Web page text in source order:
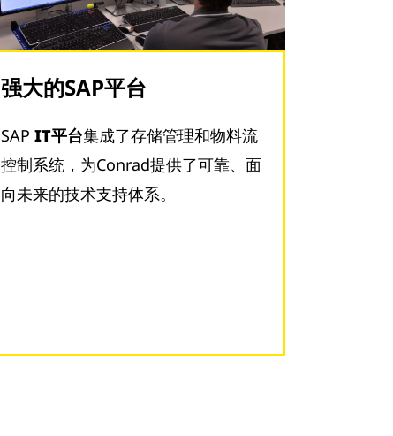
强大的SAP平台
SAP IT平台集成了存储管理和物料流
控制系统，为Conrad提供了可靠、面
向未来的技术支持体系。